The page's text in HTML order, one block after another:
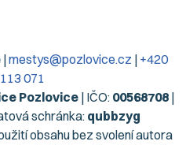
|mestys@pozlovice.cz | +420
071
Pozlovice| IČO: 00568708|
schránka: qubbzyg
obsahu bez svolení autora